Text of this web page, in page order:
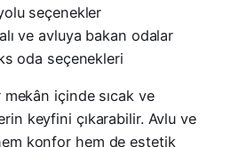
seçenekler
ve avluya bakan odalar
oda seçenekleri
içinde sıcak ve
keyfini çıkarabilir. Avlu ve
konfor hem de estetik